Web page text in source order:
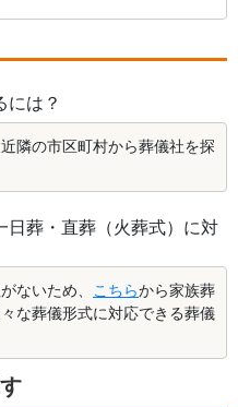
には？
隣の市区町村から葬儀社を探
葬・直葬（火葬式）に対
ないため、 こちらから家族葬
な葬儀形式に対応できる葬儀